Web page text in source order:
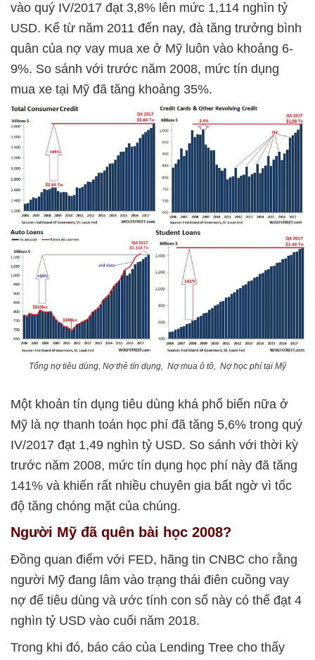
vào quý IV/2017 đạt 3,8% lên mức 1,114 nghìn tỷ
USD. Kể từ năm 2011 đến nay, đà tăng trưởng bình
quân của nợ vay mua xe ở Mỹ luôn vào khoảng 6-
9%. So sánh với trước năm 2008, mức tín dụng
mua xe tại Mỹ đã tăng khoảng 35%.
Tổng nợ tiêu dùng, Nợ thẻ tín dụng, Nợ mua ô tô, Nợ học phí tại Mỹ
Một khoản tín dụng tiêu dùng khá phổ biến nữa ở
Mỹ là nợ thanh toán học phí đã tăng 5,6% trong quý
IV/2017 đạt 1,49 nghìn tỷ USD. So sánh với thời kỳ
trước năm 2008, mức tín dụng học phí này đã tăng
141% và khiến rất nhiều chuyên gia bất ngờ vì tốc
độ tăng chóng mặt của chúng.
Người Mỹ đã quên bài học 2008?
Đồng quan điểm với FED, hãng tin CNBC cho rằng
người Mỹ đang lâm vào trạng thái điên cuồng vay
nợ để tiêu dùng và ước tính con số này có thể đạt 4
nghìn tỷ USD vào cuối năm 2018.
Trong khi đó, báo cáo của Lending Tree cho thấy